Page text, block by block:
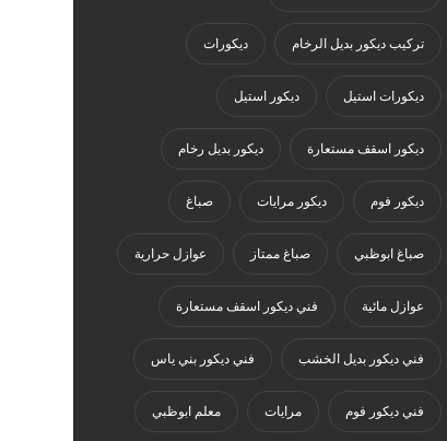
تركيب ديكور بديل الرخام ديكورات
ديكورات استيل ديكور استيل
ديكور اسقف مستعارة ديكور بديل رخام
ديكور فوم ديكور مرايات صباغ
صباغ ابوظبي صباغ ممتاز عوازل حرارية
عوازل مائية فني ديكور اسقف مستعارة
فني ديكور بديل الخشب فني ديكور بني ياس
فني ديكور فوم مرايات معلم ابوظبي